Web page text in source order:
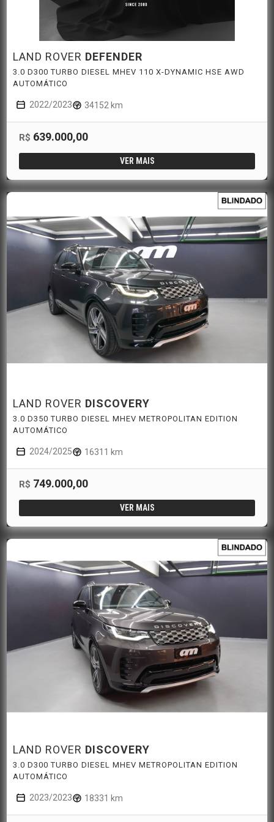
LAND ROVER DEFENDER
3.0 D300 TURBO DIESEL MHEV 110 X-DYNAMIC HSE AWD
AUTOMÁTICO
2022/2023 34152 km
R$ 639.000,00
VER MAIS
LAND ROVER DISCOVERY
3.0 D350 TURBO DIESEL MHEV METROPOLITAN EDITION
AUTOMÁTICO
2024/2025 16311 km
R$ 749.000,00
VER MAIS
LAND ROVER DISCOVERY
3.0 D300 TURBO DIESEL MHEV METROPOLITAN EDITION
AUTOMÁTICO
2023/2023 18331 km